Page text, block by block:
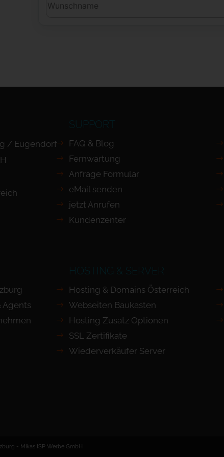
/ Eugendorf
SUPPORT
FAQ & Blog
Fernwartung
Anfrage Formular
eMail senden
jetzt Anrufen
Kundenzenter
Agents
HOSTING & SERVER
Hosting & Domains Österreich
Webseiten Baukasten
Hosting Zusatz Optionen
SSL Zertifikate
Wiederverkäufer Server
- Mikas ISP Werbe GmbH